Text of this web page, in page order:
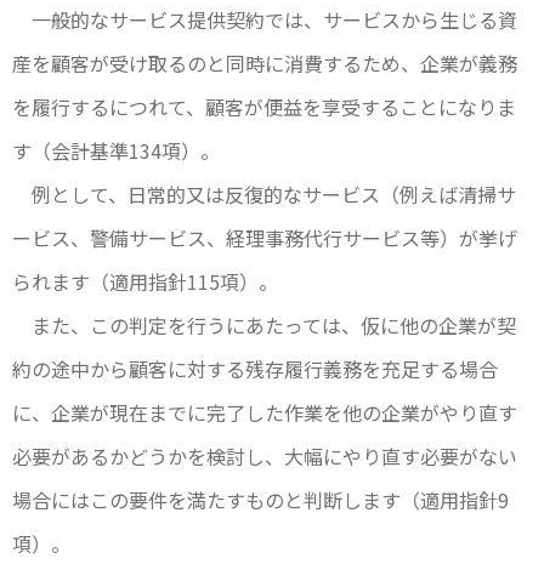
一般的なサービス提供契約では、サービスから生じる資
産を顧客が受け取るのと同時に消費するため、企業が義務
を履行するにつれて、顧客が便益を享受することになりま
す（会計基準134項）。
例として、日常的又は反復的なサービス（例えば清掃サ
ービス、警備サービス、経理事務代行サービス等）が挙げ
られます（適用指針115項）。
また、この判定を行うにあたっては、仮に他の企業が契
約の途中から顧客に対する残存履行義務を充足する場合
に、企業が現在までに完了した作業を他の企業がやり直す
必要があるかどうかを検討し、大幅にやり直す必要がない
場合にはこの要件を満たすものと判断します（適用指針9
項）。